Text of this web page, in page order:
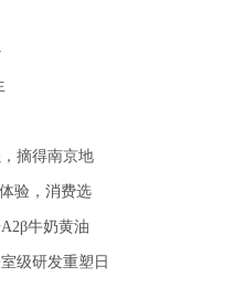
摘得南京地
验，消费选
牛奶黄油
级研发重塑日